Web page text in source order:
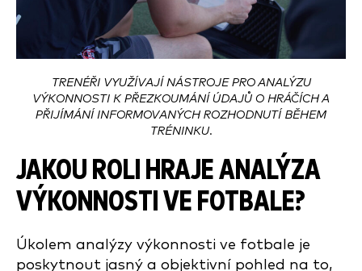
TRENÉŘI VYUŽÍVAJÍ NÁSTROJE PRO ANALÝZU
VÝKONNOSTI K PŘEZKOUMÁNÍ ÚDAJŮ O HRÁČÍCH A
PŘIJÍMÁNÍ INFORMOVANÝCH ROZHODNUTÍ BĚHEM
TRÉNINKU.
JAKOU ROLI HRAJE ANALÝZA
VÝKONNOSTI VE FOTBALE?
Úkolem analýzy výkonnosti ve fotbale je
poskytnout jasný a objektivní pohled na to,